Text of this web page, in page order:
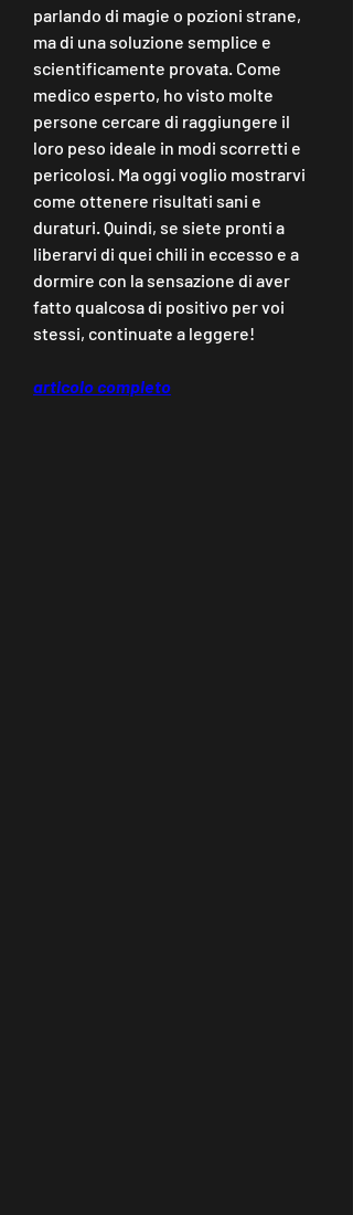
parlando di magie o pozioni strane,
ma di una soluzione semplice e
scientificamente provata. Come
medico esperto, ho visto molte
persone cercare di raggiungere il
loro peso ideale in modi scorretti e
pericolosi. Ma oggi voglio mostrarvi
come ottenere risultati sani e
duraturi. Quindi, se siete pronti a
liberarvi di quei chili in eccesso e a
dormire con la sensazione di aver
fatto qualcosa di positivo per voi
stessi, continuate a leggere!
articolo completo